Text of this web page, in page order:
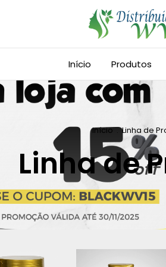
Início Produtos
Início . Linha de
Linha de